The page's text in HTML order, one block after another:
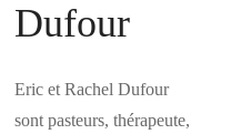
Dufour
Eric et Rachel Dufour
sont pasteurs, thérapeute,